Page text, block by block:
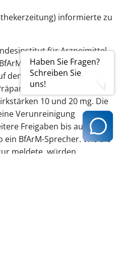
Haben Sie Fragen?
Schreiben Sie
uns!
informierte zu
für Arzneimittel
bei 70% der Fluoxetin-­
Markt Lieferengpässe.
von Sandoz (Marken
10 und 20 mg. Die
Verunreinigung
Freigaben bis auf
BfArM-Sprecher. Wie die
meldete, würden